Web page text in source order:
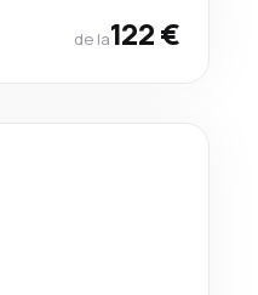
de la122 €